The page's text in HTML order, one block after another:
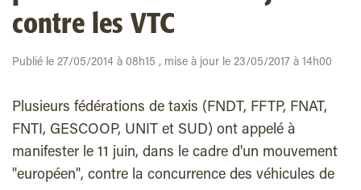
contre les VTC
Publié le 27/05/2014 à 08h15 , mise à jour le 23/05/2017 à 14h00
Plusieurs fédérations de taxis (FNDT, FFTP, FNAT,
FNTI, GESCOOP, UNIT et SUD) ont appelé à
manifester le 11 juin, dans le cadre d'un mouvement
"européen", contre la concurrence des véhicules de